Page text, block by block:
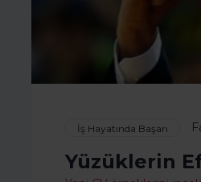
İş Hayatında Başarı
Yüzüklerin